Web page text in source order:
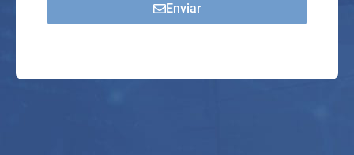
Enviar